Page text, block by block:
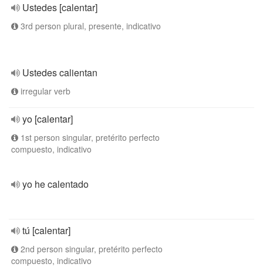
Ustedes [calentar]
3rd person plural, presente, indicativo
Ustedes calientan
irregular verb
yo [calentar]
1st person singular, pretérito perfecto
compuesto, indicativo
yo he calentado
tú [calentar]
2nd person singular, pretérito perfecto
compuesto, indicativo